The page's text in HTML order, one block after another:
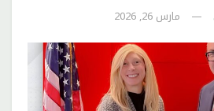
مارس 26, 2026